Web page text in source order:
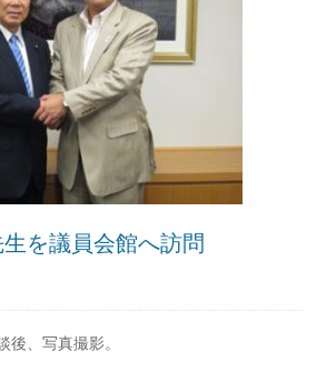
を議員会館へ訪問
、写真撮影。